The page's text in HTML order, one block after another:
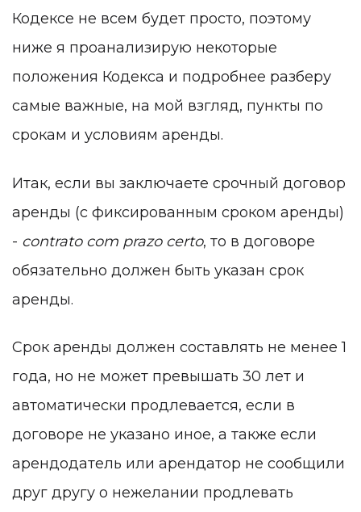
Кодексе не всем будет просто, поэтому
ниже я проанализирую некоторые
положения Кодекса и подробнее разберу
самые важные, на мой взгляд, пункты по
срокам и условиям аренды.
Итак, если вы заключаете срочный договор
аренды (с фиксированным сроком аренды)
- contrato com prazo certo, то в договоре
обязательно должен быть указан срок
аренды.
Срок аренды должен составлять не менее 1
года, но не может превышать 30 лет и
автоматически продлевается, если в
договоре не указано иное, а также если
арендодатель или арендатор не сообщили
друг другу о нежелании продлевать